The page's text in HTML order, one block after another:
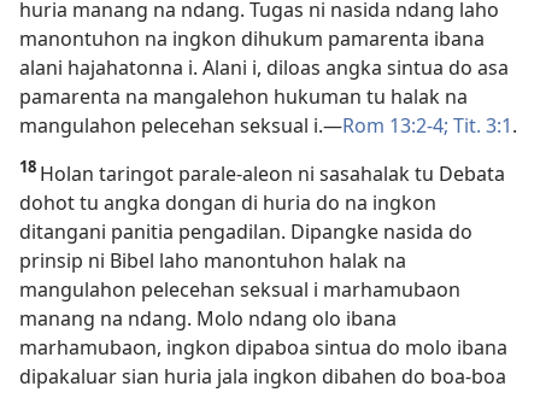
huria manang na ndang. Tugas ni nasida ndang laho
manontuhon na ingkon dihukum pamarenta ibana
alani hajahatonna i. Alani i, diloas angka sintua do asa
pamarenta na mangalehon hukuman tu halak na
mangulahon pelecehan seksual i.​—Rom 13:2-4; Tit. 3:1.
18 Holan taringot parale-aleon ni sasahalak tu Debata
dohot tu angka dongan di huria do na ingkon
ditangani panitia pengadilan. Dipangke nasida do
prinsip ni Bibel laho manontuhon halak na
mangulahon pelecehan seksual i marhamubaon
manang na ndang. Molo ndang olo ibana
marhamubaon, ingkon dipaboa sintua do molo ibana
dipakaluar sian huria jala ingkon dibahen do boa-boa